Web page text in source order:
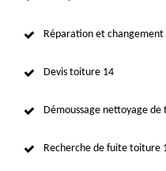
Réparation et
Devis toiture 14
Démoussage nettoyage de
Recherche de fuite toiture